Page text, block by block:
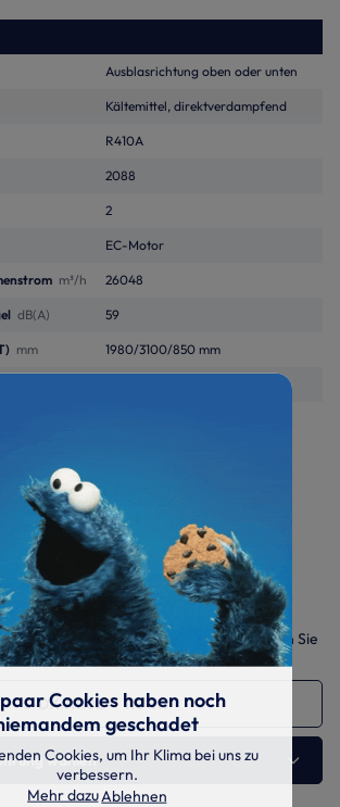
Ausblasrichtung oben oder unten
Kältemittel, direktverdampfend
R410A
2088
2
EC-Motor
m³/h 26048
dB(A) 59
mm 1980/3100/850 mm
&
Dokumente auswählen und gesammelt
Sie weitere Daten benötigen, sprechen Sie
an.
S-DX.A1102 110 kW
wählen
Cookies haben noch
geschadet
Cookies, um Ihr Klima bei uns zu
verbessern.
Mehr dazuAblehnen